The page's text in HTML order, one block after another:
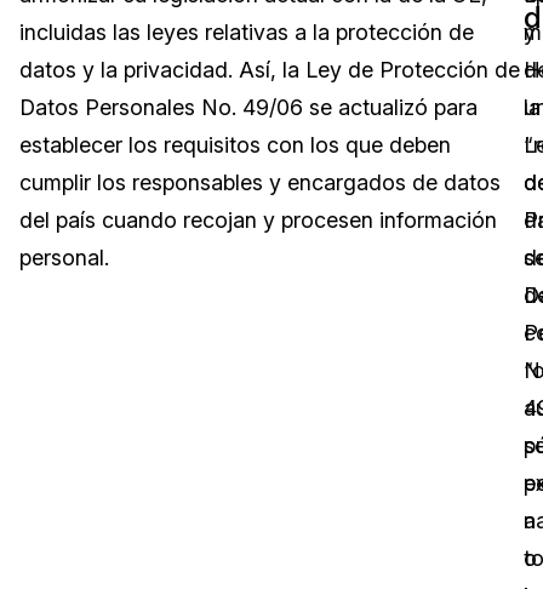
Transcripción y Traducción
El Gobierno
Sector Jurídico
Servicios Financieros
Medios de Comunicación y
Casos Practicos
Centro de Ayuda
Videoteca
Recomendaciones
Sobre nosotros
incluidas las leyes relativas a la protección de
datos y la privacidad. Así, la Ley de Protección de
Datos Personales No. 49/06 se actualizó para
establecer los requisitos con los que deben
cumplir los responsables y encargados de datos
del país cuando recojan y procesen información
personal.
y
o
la
a